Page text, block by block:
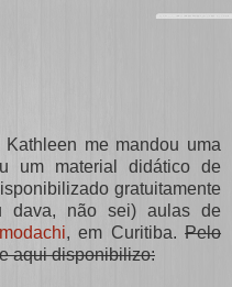
Kathleen me mandou uma
um material didático de
gratuitamente
dava, não sei) aulas de
, em Curitiba.Pelo
aqui disponibilizo: